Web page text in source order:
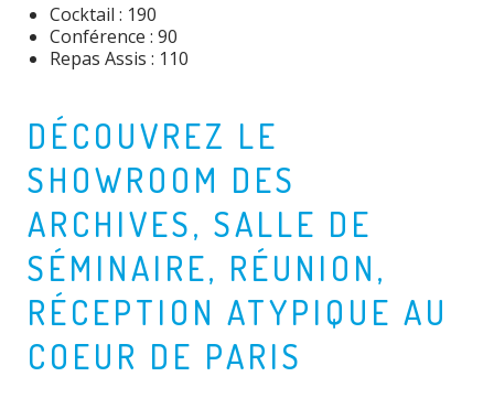
Cocktail : 190
Conférence : 90
Repas Assis : 110
DÉCOUVREZ LE
SHOWROOM DES
ARCHIVES, SALLE DE
SÉMINAIRE, RÉUNION,
RÉCEPTION ATYPIQUE AU
COEUR DE PARIS